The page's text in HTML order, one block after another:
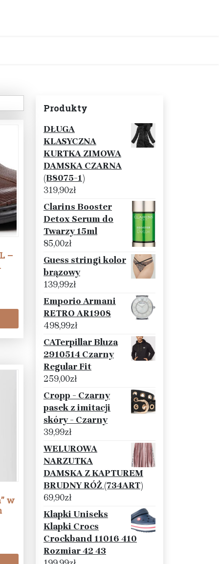
–
w
Produkty
DŁUGA
KLASYCZNA
KURTKA ZIMOWA
DAMSKA CZARNA
(B8075-1)
319,90zł
Clarins Booster
Detox Serum do
Twarzy 15ml
85,00zł
Guess stringi kolor
brązowy
139,99zł
Emporio Armani
RETRO AR1908
498,99zł
CATerpillar Bluza
2910514 Czarny
Regular Fit
259,00zł
Cropp - Czarny
pasek z imitacji
skóry - Czarny
39,99zł
WELUROWA
NARZUTKA
DAMSKA Z KAPTUREM
BRUDNY RÓŻ (734ART)
69,90zł
Klapki Uniseks
Klapki Crocs
Crockband 11016 410
Rozmiar 42 43